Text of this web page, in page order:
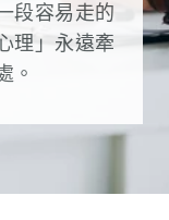
段容易走的
理」永遠牽
。